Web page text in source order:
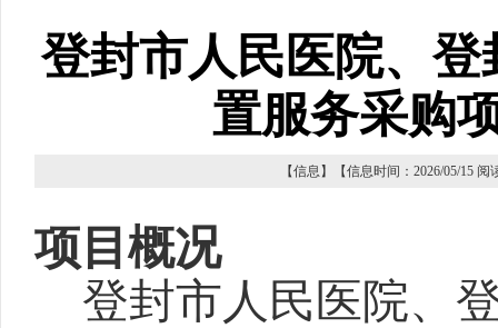
登封市人民医院、
置服务采购
【信息】【信息时间：2026/05/15 阅
项目概况
登封市人民医院、